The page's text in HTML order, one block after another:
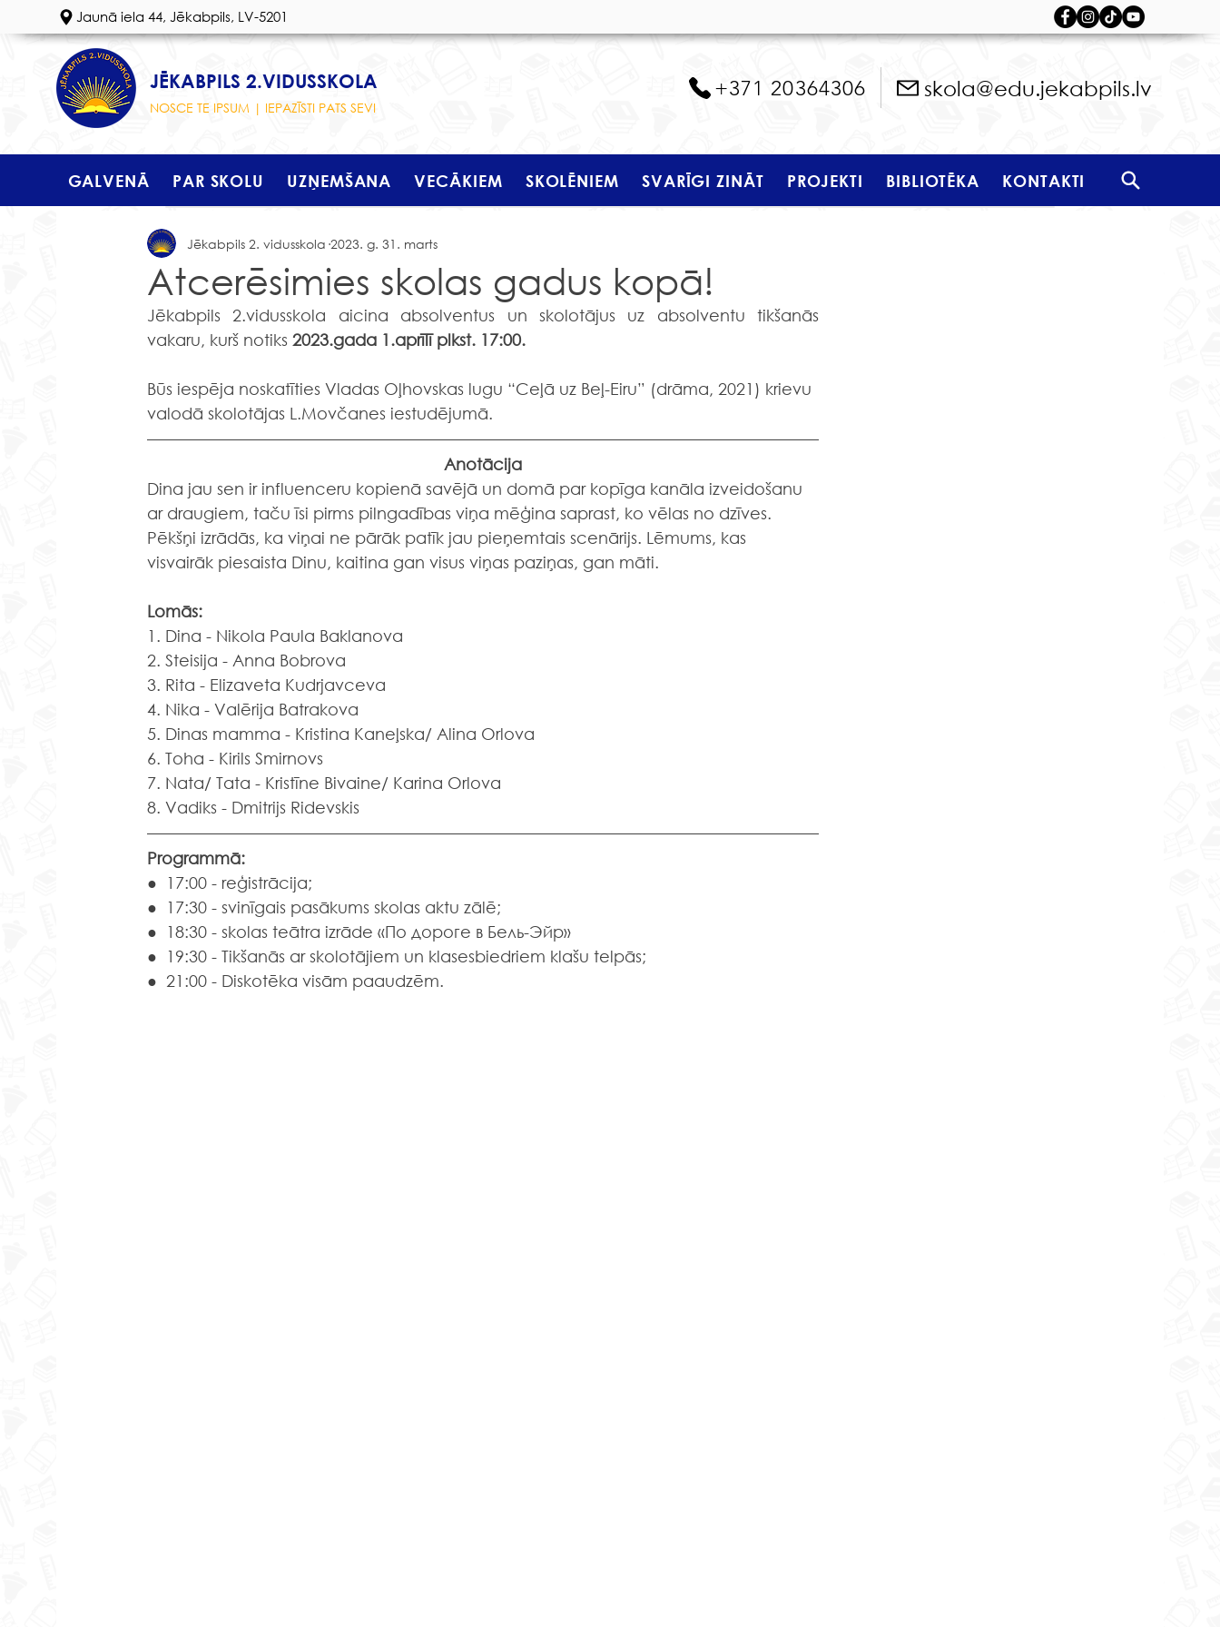
Jaunā iela 44, Jēkabpils, LV-5201
JĒKABPILS 2.VIDUSSKOLA
NOSCE TE IPSUM | IEPAZĪSTI PATS SEVI
+371 20364306 skola@edu.jekabpils.lv
GALVENĀ PAR SKOLU UZŅEMŠANA VECĀKIEM SKOLĒNIEM SVARĪGI ZINĀT PROJEKTI BIBLIOTĒKA KONTAKTI
Atcerēsimies skolas gadus kopā!
Jēkabpils 2. vidusskola 2023. g. 31. marts
Jēkabpils 2.vidusskola aicina absolventus un skolotājus uz absolventu tikšanās
vakaru, kurš notiks 2023.gada 1.aprīlī plkst. 17:00.
Būs iespēja noskatīties Vladas Oļhovskas lugu “Ceļā uz Beļ-Eiru” (drāma, 2021) krievu
valodā skolotājas L.Movčanes iestudējumā.
Anotācija
Dina jau sen ir influenceru kopienā savējā un domā par kopīga kanāla izveidošanu
ar draugiem, taču īsi pirms pilngadības viņa mēģina saprast, ko vēlas no dzīves.
Pēkšņi izrādās, ka viņai ne pārāk patīk jau pieņemtais scenārijs. Lēmums, kas
visvairāk piesaista Dinu, kaitina gan visus viņas paziņas, gan māti.
Lomās:
1. Dina - Nikola Paula Baklanova
2. Steisija - Anna Bobrova
3. Rita - Elizaveta Kudrjavceva
4. Nika - Valērija Batrakova
5. Dinas mamma - Kristina Kaneļska/ Alina Orlova
6. Toha - Kirils Smirnovs
7. Nata/ Tata - Kristīne Bivaine/ Karina Orlova
8. Vadiks - Dmitrijs Ridevskis
Programmā:
●  17:00 - reģistrācija;
●  17:30 - svinīgais pasākums skolas aktu zālē;
●  18:30 - skolas teātra izrāde «По дороге в Бель-Эйр»
●  19:30 - Tikšanās ar skolotājiem un klasesbiedriem klašu telpās;
●  21:00 - Diskotēka visām paaudzēm.